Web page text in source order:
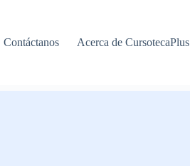
Contáctanos Acerca de CursotecaPlus